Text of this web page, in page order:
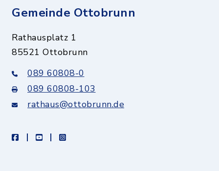
Gemeinde Ottobrunn
Rathausplatz 1
85521 Ottobrunn
089 60808-0
089 60808-103
rathaus@ottobrunn.de
facebookyoutubeinstagram